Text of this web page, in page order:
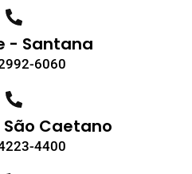
- Santana
6060
Caetano
4400